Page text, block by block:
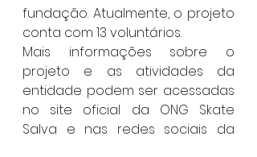
fundação. Atualmente, o projeto
conta com 13 voluntários.
Mais informações sobre o
projeto e as atividades da
entidade podem ser acessadas
no site oficial da ONG Skate
Salva e nas redes sociais da